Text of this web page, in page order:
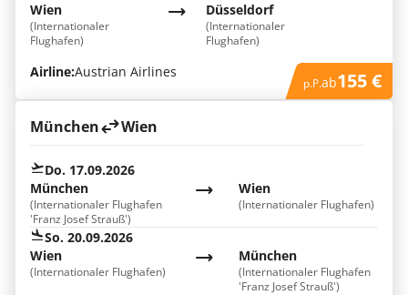
Düsseldorf
(Internationaler
Flughafen)
Wien
(Internationaler
Flughafen)
Airline:Austrian Airlines
p.P.ab155 €
München Wien
Do. 17.09.2026
München
(Internationaler Flughafen
'Franz Josef Strauß')
Wien
(Internationaler Flughafen)
So. 20.09.2026
München
(Internationaler Flughafen
'Franz Josef Strauß')
Wien
(Internationaler Flughafen)